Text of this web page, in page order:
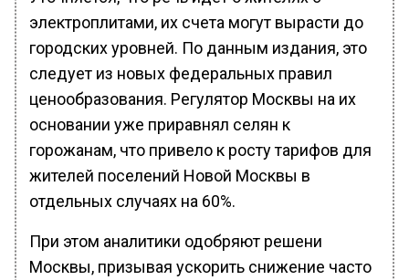
электроплитами, их счета могут вырасти до
городских уровней. По данным издания, это
следует из новых федеральных правил
ценообразования. Регулятор Москвы на их
основании уже приравнял селян к
горожанам, что привело к росту тарифов для
жителей поселений Новой Москвы в
отдельных случаях на 60%.
При этом аналитики одобряют решени
Москвы, призывая ускорить снижение часто